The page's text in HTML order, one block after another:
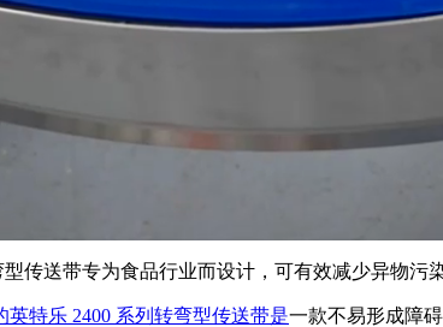
传送带专为食品行业而设计，可有效减少异物污
特乐 2400 系列转弯型传送带是一款不易形成障